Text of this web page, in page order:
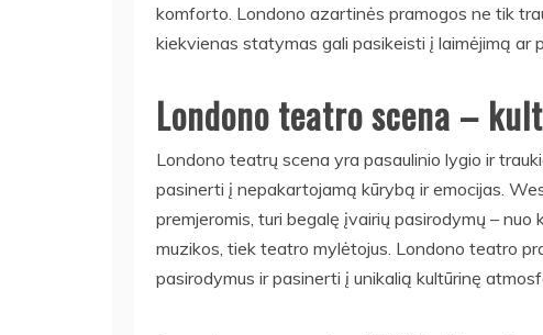
komforto. Londono azartinės pramogos ne tik
kiekvienas statymas gali pasikeisti į laimėjimą ar
Londono teatro scena –
Londono teatrų scena yra pasaulinio lygio ir
pasinerti į nepakartojamą kūrybą ir emocijas.
premjeromis, turi begalę įvairių pasirodymų – nuo
muzikos, tiek teatro mylėtojus. Londono teatro
pasirodymus ir pasinerti į unikalią kultūrinę